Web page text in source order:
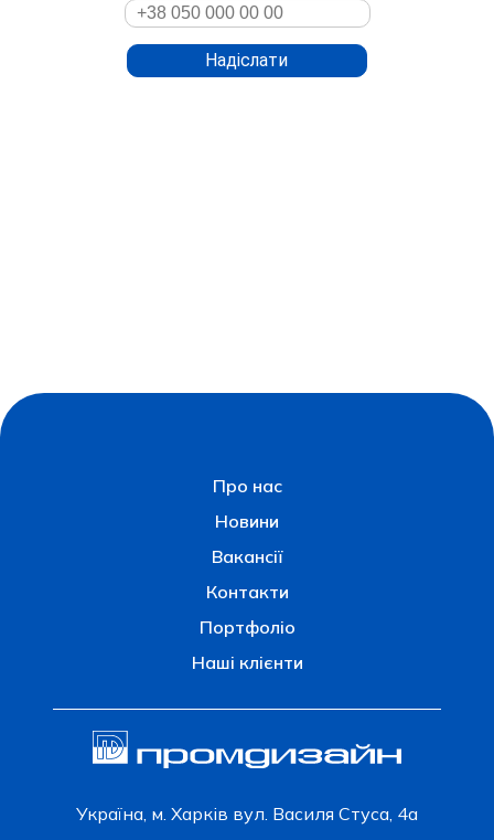
Надіслати
Про нас
Новини
Вакансії
Контакти
Портфоліо
Наші клієнти
Українa, м. Харків вул. Василя Стуса, 4а